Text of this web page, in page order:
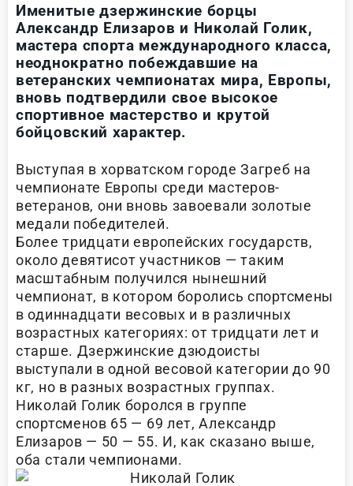
Именитые дзержинские борцы
Александр Елизаров и Николай Голик,
мастера спорта международного класса,
неоднократно побеждавшие на
ветеранских чемпионатах мира, Европы,
вновь подтвердили свое высокое
спортивное мастерство и крутой
бойцовский характер.
Выступая в хорватском городе Загреб на
чемпионате Европы среди мастеров-
ветеранов, они вновь завоевали золотые
медали победителей.
Более тридцати европейских государств,
около девятисот участников — таким
масштабным получился нынешний
чемпионат, в котором боролись спортсмены
в одиннадцати весовых и в различных
возрастных категориях: от тридцати лет и
старше. Дзержинские дзюдоисты
выступали в одной весовой категории до 90
кг, но в разных возрастных группах.
Николай Голик боролся в группе
спортсменов 65 — 69 лет, Александр
Елизаров — 50 — 55. И, как сказано выше,
оба стали чемпионами.